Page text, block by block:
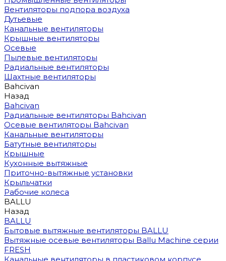
Вентиляторы подпора воздуха
Дутьевые
Канальные вентиляторы
Крышные вентиляторы
Осевые
Пылевые вентиляторы
Радиальные вентиляторы
Шахтные вентиляторы
Bahcivan
Назад
Bahcivan
Радиальные вентиляторы Bahcivan
Осевые вентиляторы Bahcivan
Канальные вентиляторы
Батутные вентиляторы
Крышные
Кухонные вытяжные
Приточно-вытяжные установки
Крыльчатки
Рабочие колеса
BALLU
Назад
BALLU
Бытовые вытяжные вентиляторы BALLU
Вытяжные осевые вентиляторы Ballu Machine серии
FRESH